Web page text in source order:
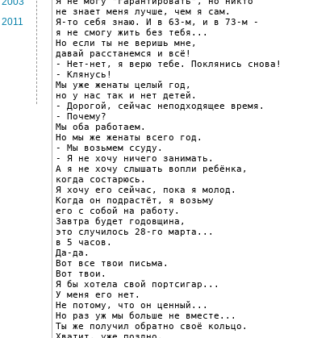
2011
не знает меня лучше, чем я сам.
Я-то себя знаю. И в 63-м, и в 73-м -
я не смогу жить без тебя...
Но если ты не веришь мне,
давай расстанемся и всё!
- Нет-нет, я верю тебе. Поклянись снова!
- Клянусь!
Мы уже женаты целый год,
но у нас так и нет детей.
- Дорогой, сейчас неподходящее время.
- Почему?
Мы оба работаем.
Но мы же женаты всего год.
- Мы возьмем ссуду.
- Я не хочу ничего занимать.
А я не хочу слышать вопли ребёнка,
когда состарюсь.
Я хочу его сейчас, пока я молод.
Когда он подрастёт, я возьму
его с собой на работу.
Завтра будет годовщина,
это случилось 28-го марта...
в 5 часов.
Да-да.
Вот все твои письма.
Вот твои.
Я бы хотела свой портсигар...
У меня его нет.
Не потому, что он ценный...
Но раз уж мы больше не вместе...
Ты же получил обратно своё кольцо.